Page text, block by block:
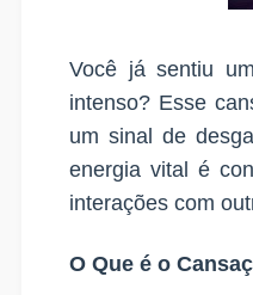
Você já sentiu
intenso? Esse
um sinal de
energia vital é
interações com
O Que é o